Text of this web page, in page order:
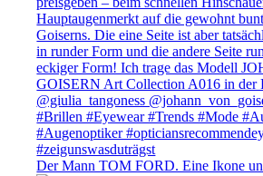
Der Mann TOM FORD. Eine Ikone